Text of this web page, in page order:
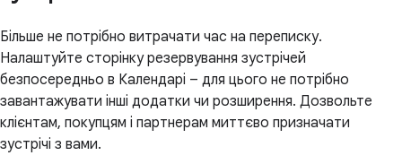
Більше не потрібно витрачати час на переписку.
Налаштуйте сторінку резервування зустрічей
безпосередньо в Календарі – для цього не потрібно
завантажувати інші додатки чи розширення. Дозвольте
клієнтам, покупцям і партнерам миттєво призначати
зустрічі з вами.